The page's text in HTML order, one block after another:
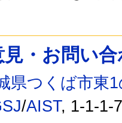
見・お問い
県つくば市東
/AIST, 1-1-1-